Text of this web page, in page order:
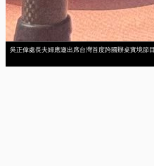
吳正偉處長夫婦應邀出席台灣首度跨國辦桌實境節